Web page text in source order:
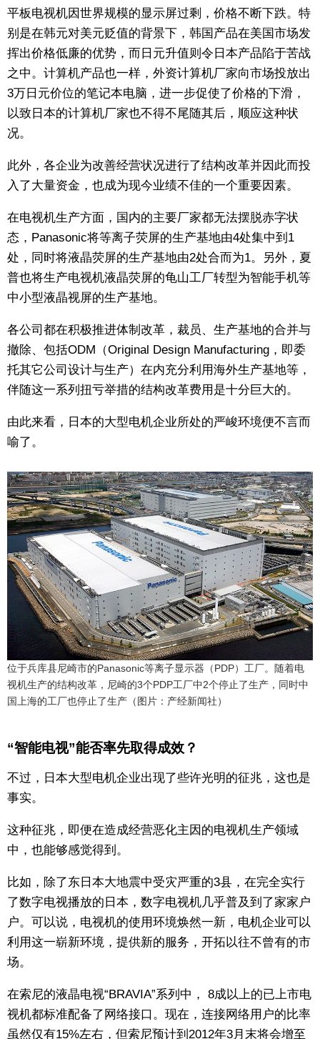
平板电视机因世界规模的显示屏过剩，价格不断下跌。特
别是在韩元对美元贬值的背景下，韩国产品在美国市场发
挥出价格低廉的优势，而日元升值则令日本产品陷于苦战
之中。计算机产品也一样，外资计算机厂家向市场投放出
3万日元价位的笔记本电脑，进一步促使了价格的下滑，
以致日本的计算机厂家也不得不尾随其后，顺应这种状
况。
此外，各企业为改善经营状况进行了结构改革并因此而投
入了大量资金，也成为现今业绩不佳的一个重要因素。
在电视机生产方面，国内的主要厂家都无法摆脱赤字状
态，Panasonic将等离子荧屏的生产基地由4处集中到1
处，同时将液晶荧屏的生产基地由2处合而为1。另外，夏
普也将生产电视机液晶荧屏的龟山工厂转型为智能手机等
中小型液晶视屏的生产基地。
各公司都在积极推进体制改革，裁员、生产基地的合并与
撤除、包括ODM（Original Design Manufacturing，即委
托其它公司设计与生产）在内充分利用海外生产基地等，
伴随这一系列扭亏举措的结构改革费用是十分巨大的。
由此来看，日本的大型电机企业所处的严峻环境便不言而
喻了。
位于兵库县尼崎市的Panasonic等离子显示器（PDP）工厂。随着电
视机生产的结构改革，尼崎的3个PDP工厂中2个停止了生产，同时中
国上海的工厂也停止了生产（图片：产经新闻社）
“智能电视”能否率先取得成效？
不过，日本大型电机企业出现了些许光明的征兆，这也是
事实。
这种征兆，即便在造成经营恶化主因的电视机生产领域
中，也能够感觉得到。
比如，除了东日本大地震中受灾严重的3县，在完全实行
了数字电视播放的日本，数字电视机几乎普及到了家家户
户。可以说，电视机的使用环境焕然一新，电机企业可以
利用这一崭新环境，提供新的服务，开拓以往不曾有的市
场。
在索尼的液晶电视“BRAVIA”系列中， 8成以上的已上市电
视机都标准配备了网络接口。现在，连接网络用户的比率
虽然仅有15%左右，但索尼预计到2012年3月末将会增至